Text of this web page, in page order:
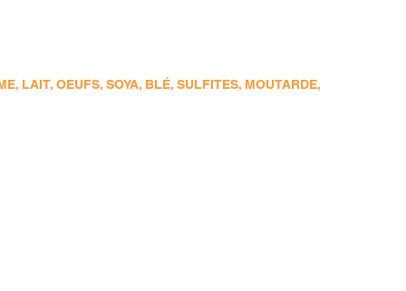
LAIT, OEUFS, SOYA, BLÉ, SULFITES, MOUTARDE,